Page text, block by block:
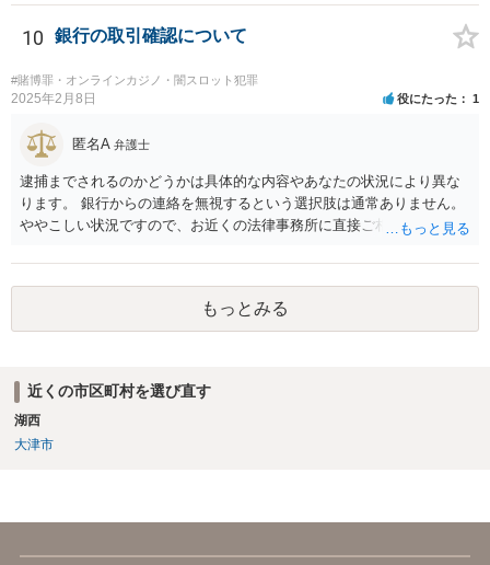
明するために、良い知恵を得るには必要だからです。刑事問題は早い
対応が不可欠です。すぐにでも、この手の問題に精通した弁護士等
になりますよう祈念しております。お力になりたいと思います。
10 銀行の取引確認について
#賭博罪・オンラインカジノ・闇スロット犯罪
2025年2月8日 役にたった 1
匿名A 弁護士
逮捕までされるのかどうかは具体的な内容やあなたの状況により異な
ります。 銀行からの連絡を無視するという選択肢は通常ありません。
ややこしい状況ですので、お近くの法律事務所に直接ご相談いただい
もっとみる
近くの市区町村を選び直す
湖西
大津市